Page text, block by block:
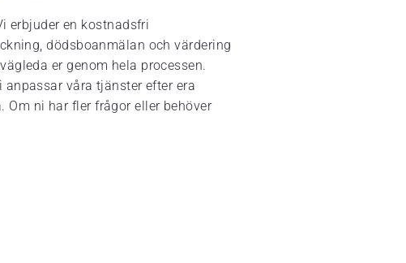
erbjuder en kostnadsfri
dödsboanmälan och värdering
er genom hela processen.
våra tjänster efter era
ni har fler frågor eller behöver